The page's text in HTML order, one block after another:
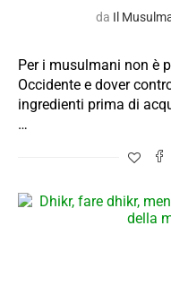
da Il
Per i musulmani non è
Occidente e dover
ingredienti prima di
…